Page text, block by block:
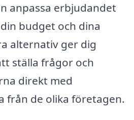
anpassa erbjudandet
budget och dina
alternativ ger dig
ställa frågor och
direkt med
från de olika företagen.